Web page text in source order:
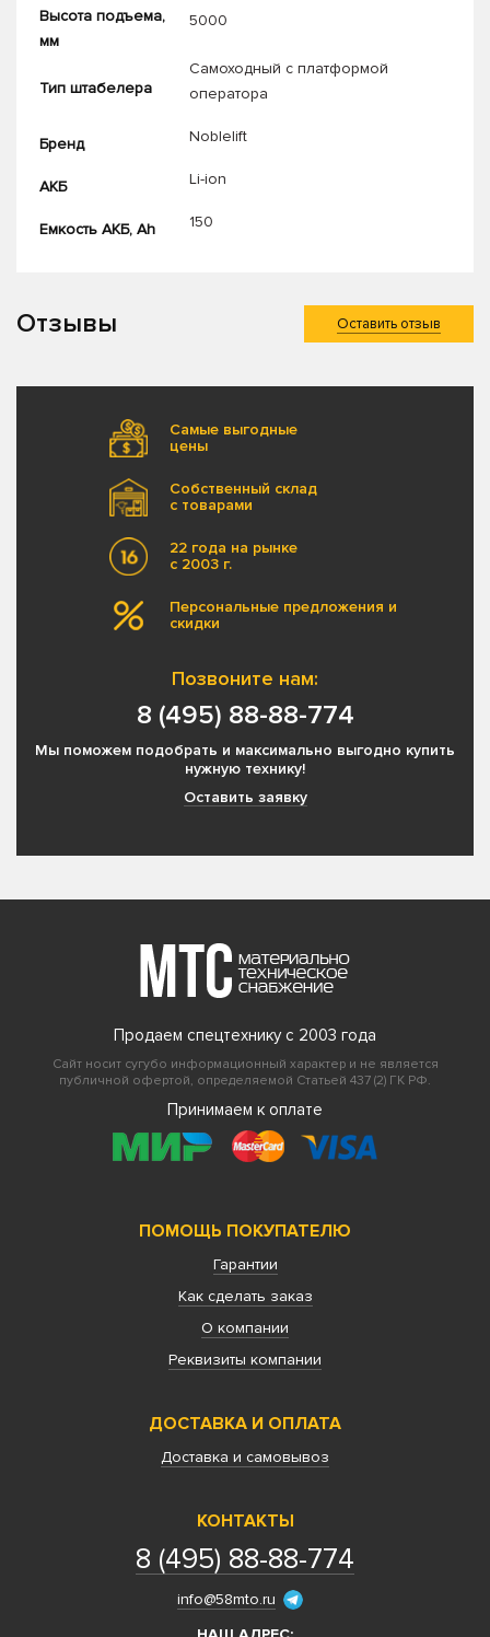
Высота подъема,
мм
5000
Тип штабелера
Самоходный с платформой
оператора
Бренд Noblelift
АКБ Li-ion
Емкость АКБ, Ah 150
Отзывы Оставить отзыв
Самые выгодные
цены
Собственный склад
с товарами
22 года на рынке
с 2003 г.
Персональные предложения и
скидки
Позвоните нам:
8 (495) 88-88-774
Мы поможем подобрать и максимально выгодно купить
нужную технику!
Оставить заявку
Продаем спецтехнику с 2003 года
Сайт носит сугубо информационный характер и не является
публичной офертой, определяемой Статьей 437 (2) ГК РФ.
Принимаем к оплате
ПОМОЩЬ ПОКУПАТЕЛЮ
Гарантии
Как сделать заказ
О компании
Реквизиты компании
ДОСТАВКА И ОПЛАТА
Доставка и самовывоз
КОНТАКТЫ
8 (495) 88-88-774
info@58mto.ru